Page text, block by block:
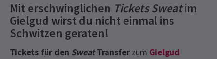
Mit erschwinglichen Tickets Sweatim
Gielgud wirst du nicht einmal ins
Schwitzen geraten!
Tickets für den SweatTransfer zum Gielgud